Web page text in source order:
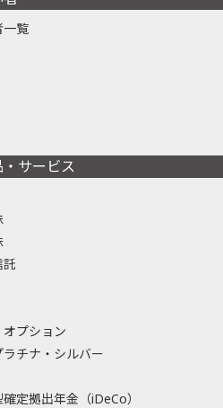
一覧
・サービス
託
プション
ラチナ・シルバー
定拠出年金（iDeCo）